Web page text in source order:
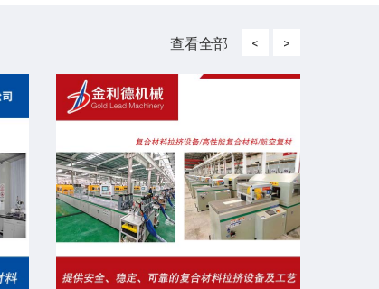
查看全部 < >